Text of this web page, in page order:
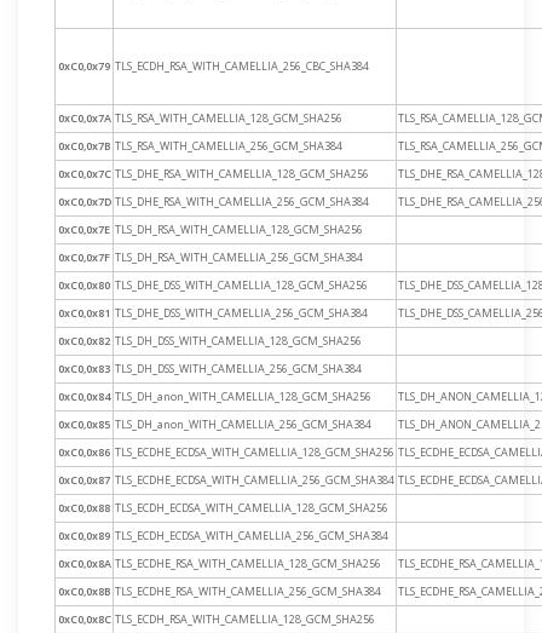
0xC0,0x79 TLS_ECDH_RSA_WITH_CAMELLIA_256_CBC_SHA384
0xC0,0x7A TLS_RSA_WITH_CAMELLIA_128_GCM_SHA256
0xC0,0x7B TLS_RSA_WITH_CAMELLIA_256_GCM_SHA384
0xC0,0x7C TLS_DHE_RSA_WITH_CAMELLIA_128_GCM_SHA256
0xC0,0x7D TLS_DHE_RSA_WITH_CAMELLIA_256_GCM_SHA384
0xC0,0x7E TLS_DH_RSA_WITH_CAMELLIA_128_GCM_SHA256
0xC0,0x7F TLS_DH_RSA_WITH_CAMELLIA_256_GCM_SHA384
0xC0,0x80 TLS_DHE_DSS_WITH_CAMELLIA_128_GCM_SHA256
0xC0,0x81 TLS_DHE_DSS_WITH_CAMELLIA_256_GCM_SHA384
0xC0,0x82 TLS_DH_DSS_WITH_CAMELLIA_128_GCM_SHA256
0xC0,0x83 TLS_DH_DSS_WITH_CAMELLIA_256_GCM_SHA384
0xC0,0x84 TLS_DH_anon_WITH_CAMELLIA_128_GCM_SHA256
0xC0,0x85 TLS_DH_anon_WITH_CAMELLIA_256_GCM_SHA384
0xC0,0x86 TLS_ECDHE_ECDSA_WITH_CAMELLIA_128_GCM_SHA256
0xC0,0x87 TLS_ECDHE_ECDSA_WITH_CAMELLIA_256_GCM_SHA384
0xC0,0x88 TLS_ECDH_ECDSA_WITH_CAMELLIA_128_GCM_SHA256
0xC0,0x89 TLS_ECDH_ECDSA_WITH_CAMELLIA_256_GCM_SHA384
0xC0,0x8A TLS_ECDHE_RSA_WITH_CAMELLIA_128_GCM_SHA256
0xC0,0x8B TLS_ECDHE_RSA_WITH_CAMELLIA_256_GCM_SHA384
0xC0,0x8C TLS_ECDH_RSA_WITH_CAMELLIA_128_GCM_SHA256